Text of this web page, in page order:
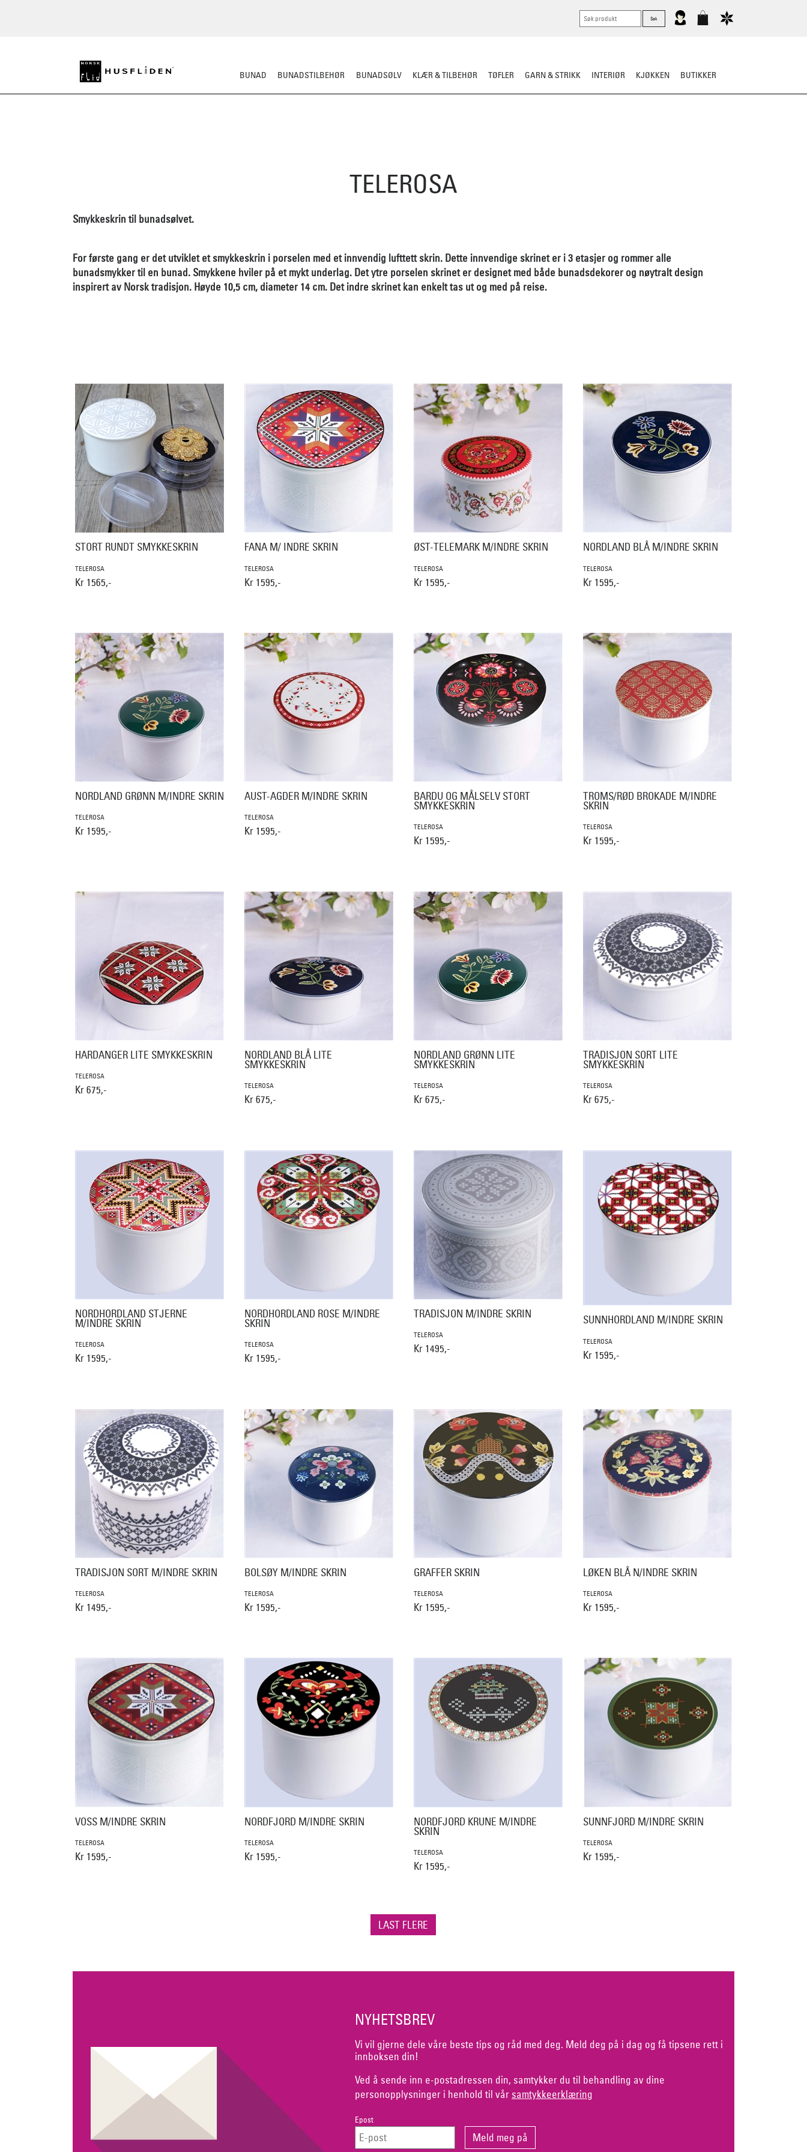
BUNAD BUNADSTILBEHØR BUNADSØLV KLÆR & TILBEHØR TØFLER GARN & STRIKK INTERIØR KJØKKEN BUTIKKER
TELEROSA
Smykkeskrin til bunadsølvet.
For første gang er det utviklet et smykkeskrin i porselen med et innvendig lufttett skrin. Dette innvendige skrinet er i 3 etasjer og rommer alle
bunadsmykker til en bunad. Smykkene hviler på et mykt underlag. Det ytre porselen skrinet er designet med både bunadsdekorer og nøytralt design
inspirert av Norsk tradisjon. Høyde 10,5 cm, diameter 14 cm. Det indre skrinet kan enkelt tas ut og med på reise.
STORT RUNDT SMYKKESKRIN
TELEROSA
Kr 1565,-
FANA M/ INDRE SKRIN
TELEROSA
Kr 1595,-
ØST-TELEMARK M/INDRE SKRIN
TELEROSA
Kr 1595,-
NORDLAND BLÅ M/INDRE SKRIN
TELEROSA
Kr 1595,-
NORDLAND GRØNN M/INDRE SKRIN
TELEROSA
Kr 1595,-
AUST-AGDER M/INDRE SKRIN
TELEROSA
Kr 1595,-
BARDU OG MÅLSELV STORT
SMYKKESKRIN
TELEROSA
Kr 1595,-
TROMS/RØD BROKADE M/INDRE
SKRIN
TELEROSA
Kr 1595,-
HARDANGER LITE SMYKKESKRIN
TELEROSA
Kr 675,-
NORDLAND BLÅ LITE
SMYKKESKRIN
TELEROSA
Kr 675,-
NORDLAND GRØNN LITE
SMYKKESKRIN
TELEROSA
Kr 675,-
TRADISJON SORT LITE
SMYKKESKRIN
TELEROSA
Kr 675,-
NORDHORDLAND STJERNE
M/INDRE SKRIN
TELEROSA
Kr 1595,-
NORDHORDLAND ROSE M/INDRE
SKRIN
TELEROSA
Kr 1595,-
TRADISJON M/INDRE SKRIN
TELEROSA
Kr 1495,-
SUNNHORDLAND M/INDRE SKRIN
TELEROSA
Kr 1595,-
TRADISJON SORT M/INDRE SKRIN
TELEROSA
Kr 1495,-
BOLSØY M/INDRE SKRIN
TELEROSA
Kr 1595,-
GRAFFER SKRIN
TELEROSA
Kr 1595,-
LØKEN BLÅ N/INDRE SKRIN
TELEROSA
Kr 1595,-
VOSS M/INDRE SKRIN
TELEROSA
Kr 1595,-
NORDFJORD M/INDRE SKRIN
TELEROSA
Kr 1595,-
NORDFJORD KRUNE M/INDRE
SKRIN
TELEROSA
Kr 1595,-
SUNNFJORD M/INDRE SKRIN
TELEROSA
Kr 1595,-
LAST FLERE
NYHETSBREV
Vi vil gjerne dele våre beste tips og råd med deg. Meld deg på i dag og få tipsene rett i
innboksen din!
Ved å sende inn e-postadressen din, samtykker du til behandling av dine
personopplysninger i henhold til vår samtykkeerklæring
Epost